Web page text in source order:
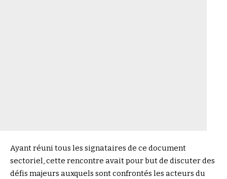
Ayant réuni tous les signataires de ce document
sectoriel, cette rencontre avait pour but de discuter des
défis majeurs auxquels sont confrontés les acteurs du